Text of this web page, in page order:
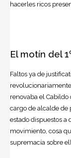
hacerles ricos
El motín del
Faltos ya de
renovaba el
cargo de alcalde de
estado dispuestos a
movimiento, cosa
supremacía sobre